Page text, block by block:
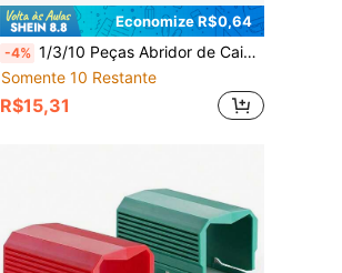
Economize R$0,64
-4% 1/3/10 Peças Abridor de Caixa de Segurança, Cortador de Caixa Compacto em Formato de Cenoura Fofa, Cortador de Envelope e Caixa de Papelão, Faca Utilitária Mini Portátil para Escritório e Artesanato, Ideal para Abrir Embalagens de Presentes de Natal, Essencial para Arte e Papelaria de Escritório
Somente 10 Restante
R$15,31